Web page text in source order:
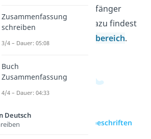
wie dein Text beim Empfänger
wirkt. Weitere Videos dazu findest
du in unserem
Deutschbereich.
zur Videoseite: Brief beschriften
Zusammenfassung
schreiben
3/4 – Dauer: 05:08
Buch
Zusammenfassung
4/4 – Dauer: 04:33
Deutsch